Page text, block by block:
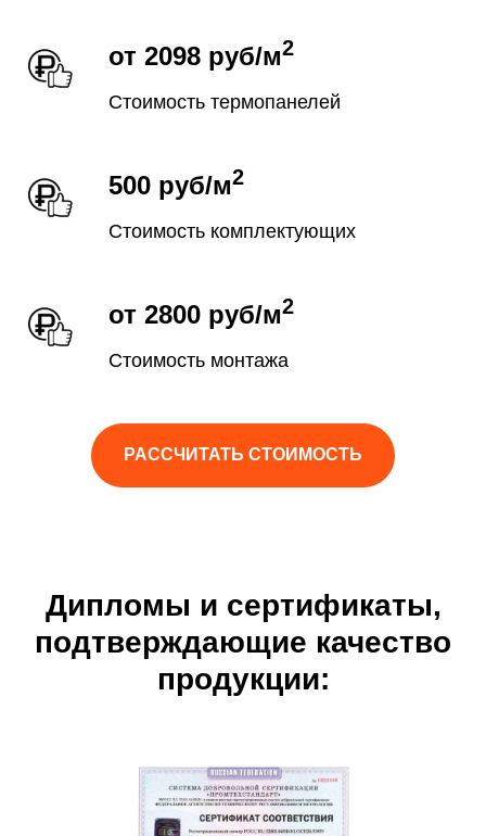
от 2098 руб/м2
Стоимость термопанелей
500 руб/м2
Стоимость комплектующих
от 2800 руб/м2
Стоимость монтажа
РАССЧИТАТЬ СТОИМОСТЬ
Дипломы и сертификаты,
подтверждающие качество
продукции: